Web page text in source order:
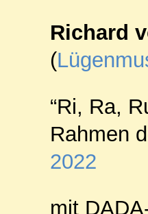
Richard
(
“Ri, Ra,
Rahmen
2022
mit DADA